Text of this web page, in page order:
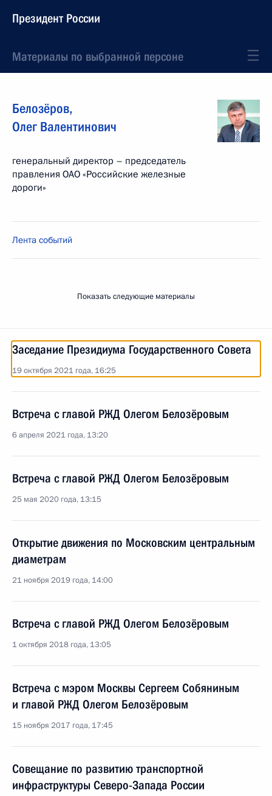
Президент России
Материалы по выбранной персоне
Белозёров,
Олег Валентинович
генеральный директор – председатель
правления ОАО «Российские железные
дороги»
Лента событий
Показать следующие материалы
Заседание Президиума Государственного Совета
19 октября 2021 года, 16:25
Встреча с главой РЖД Олегом Белозёровым
6 апреля 2021 года, 13:20
Встреча с главой РЖД Олегом Белозёровым
25 мая 2020 года, 13:15
Открытие движения по Московским центральным
диаметрам
21 ноября 2019 года, 14:00
Встреча с главой РЖД Олегом Белозёровым
1 октября 2018 года, 13:05
Встреча с мэром Москвы Сергеем Собяниным
и главой РЖД Олегом Белозёровым
15 ноября 2017 года, 17:45
Совещание по развитию транспортной
инфраструктуры Северо-Запада России